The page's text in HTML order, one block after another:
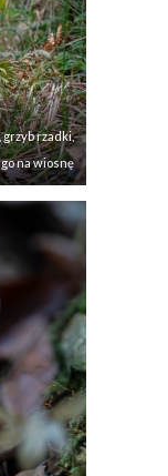
rzadki,
na wiosnę